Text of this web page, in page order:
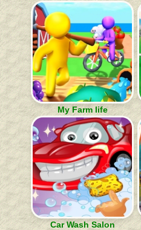
My Farm life
Car Wash Salon